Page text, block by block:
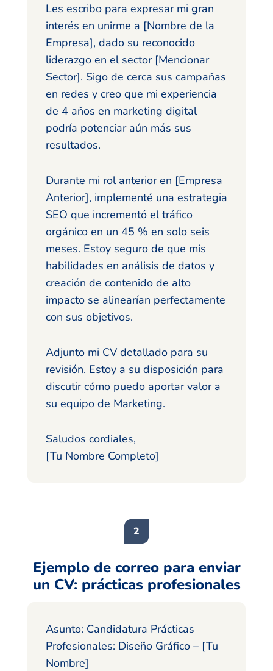
Les escribo para expresar mi gran
interés en unirme a [Nombre de la
Empresa], dado su reconocido
liderazgo en el sector [Mencionar
Sector]. Sigo de cerca sus campañas
en redes y creo que mi experiencia
de 4 años en marketing digital
podría potenciar aún más sus
resultados.
Durante mi rol anterior en [Empresa
Anterior], implementé una estrategia
SEO que incrementó el tráfico
orgánico en un 45 % en solo seis
meses. Estoy seguro de que mis
habilidades en análisis de datos y
creación de contenido de alto
impacto se alinearían perfectamente
con sus objetivos.
Adjunto mi CV detallado para su
revisión. Estoy a su disposición para
discutir cómo puedo aportar valor a
su equipo de Marketing.
Saludos cordiales,
[Tu Nombre Completo]
Ejemplo de correo para enviar
un CV: prácticas profesionales
Asunto: Candidatura Prácticas
Profesionales: Diseño Gráfico – [Tu
Nombre]